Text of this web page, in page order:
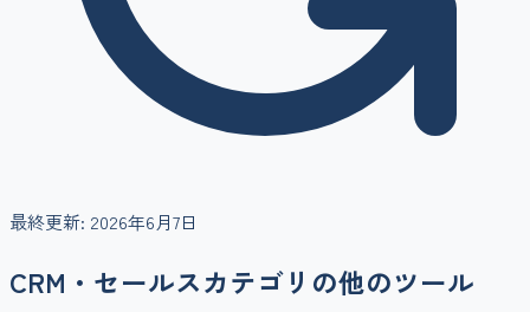
最終更新: 2026年6月7日
CRM・セールスカテゴリの他のツール